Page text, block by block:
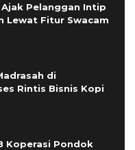
Ajak Pelanggan Intip
Lewat Fitur Swacam
di
Rintis Bisnis Kopi
Koperasi Pondok